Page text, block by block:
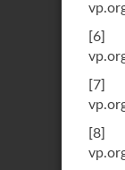
[6
[7
[8